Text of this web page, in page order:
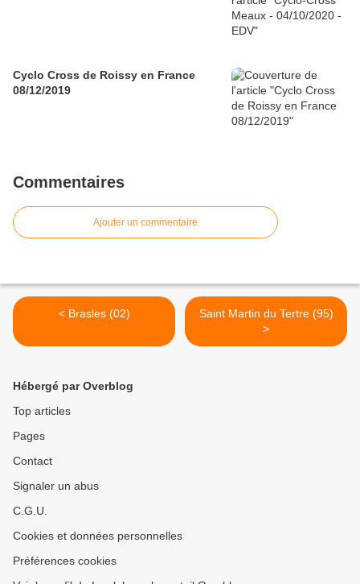
Cyclo Cross de Roissy en France
08/12/2019
Commentaires
Ajouter un commentaire
< Brasles (02)
Saint Martin du Tertre (95)
>
Hébergé par Overblog
Top articles
Pages
Contact
Signaler un abus
C.G.U.
Cookies et données personnelles
Préférences cookies